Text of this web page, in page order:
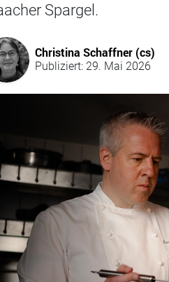
Spargel.
Christina Schaffner (cs)
Publiziert: 29. Mai 2026